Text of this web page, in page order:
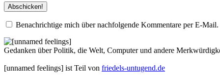
Benachrichtige mich über nachfolgende Kommentare per E-Mail.
Gedanken über Politik, die Welt, Computer und andere
[unnamed feelings] ist Teil von friedels-untugend.de